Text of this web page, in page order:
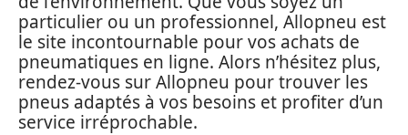
particulier ou un professionnel, Allopneu est
le site incontournable pour vos achats de
pneumatiques en ligne. Alors n’hésitez plus,
rendez-vous sur Allopneu pour trouver les
pneus adaptés à vos besoins et profiter d’un
service irréprochable.